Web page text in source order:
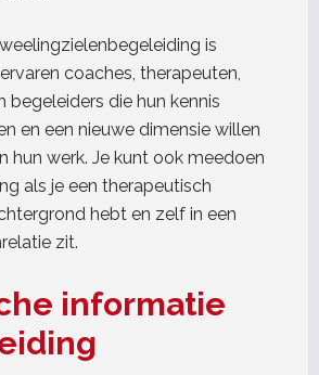
is
coaches, therapeuten,
begeleiders die hun kennis
en een nieuwe dimensie willen
hun werk. Je kunt ook meedoen
als je een therapeutisch
hebt en zelf in een
zit.
informatie